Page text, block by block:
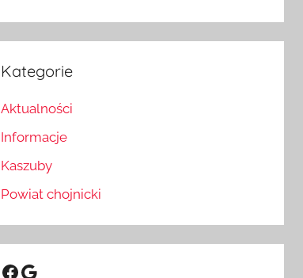
Kategorie
Aktualności
Informacje
Kaszuby
Powiat chojnicki
Facebook
Google